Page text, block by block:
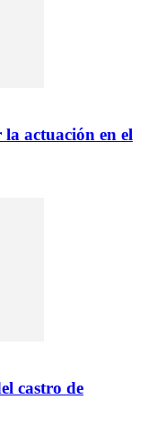
actuación en el
castro de